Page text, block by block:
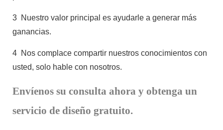
3 Nuestro valor principal es ayudarle a generar más
ganancias.
4 Nos complace compartir nuestros conocimientos con
usted, solo hable con nosotros.
Envíenos su consulta ahora y obtenga un
servicio de diseño gratuito.